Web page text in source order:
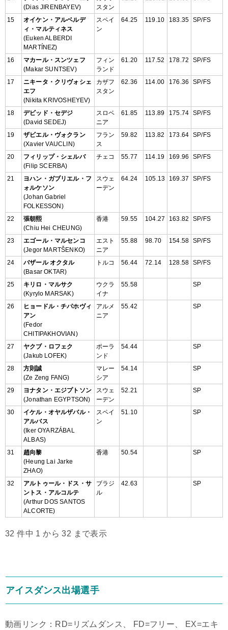
(Dias JIRENBAYEV)
スタン
15
オイケン・アルベルデ
ィ・マルティネス
(Euken ALBERDI
MARTÍNEZ)
スペイ
ン
64.25 119.10 183.35 SP/FS
16
マカール・スンツェフ
(Makar SUNTSEV)
フィン
ランド
61.20 117.52 178.72 SP/FS
17
ニキータ・クリヴォシェ
エフ
(Nikita KRIVOSHEYEV)
カザフ
スタン
62.36 114.00 176.36 SP/FS
18
デビッド・セデジ
(David SEDEJ)
スロベ
ニア
61.85 113.89 175.74 SP/FS
19
ザビエル・ヴォクラン
(Xavier VAUCLIN)
フラン
ス
59.82 113.82 173.64 SP/FS
20
フィリップ・シェルバ
(Filip SCERBA)
チェコ 55.77 114.19 169.96 SP/FS
21
ヨハン・ガブリエル・フ
ォルケソン
(Johan Gabriel
FOLKESSON)
スウェ
ーデン
64.24 105.13 169.37 SP/FS
22
張朝熙
(Chiu Hei CHEUNG)
香港 59.55 104.27 163.82 SP/FS
23
エゴール・マルセンコ
(Jegor MARTŠENKO)
エスト
ニア
55.88 98.70 154.58 SP/FS
24
バザール オクタル
(Basar OKTAR)
トルコ 56.44 72.14 128.58 SP/FS
25
キリロ・マルサク
(Kyrylo MARSAK)
ウクラ
イナ
55.58 SP
26
ヒョードル・チパホヴィ
アン
(Fedor
CHITIPAKHOVIAN)
アルメ
ニア
55.42 SP
27
ヤクブ・ロフェク
(Jakub LOFEK)
ポーラ
ンド
54.44 SP
28
方則誠
(Ze Zeng FANG)
マレー
シア
54.14 SP
29
ヨナタン・エジプトソン
(Jonathan EGYPTSON)
スウェ
ーデン
52.21 SP
30
イケル・オヤルザバル・
アルバス
(Iker OYARZÁBAL
ALBAS)
スペイ
ン
51.10 SP
31
趙向黎
(Heung Lai Jarke
ZHAO)
香港 50.54 SP
32
アルトゥール・ドス・サ
ントス・アルコルテ
(Arthur DOS SANTOS
ALCORTE)
ブラジ
ル
42.63 SP
32 件中 1 から 32 まで表示
アイスダンス出場選手
動画リンク：RD=リズムダンス、 FD=フリー、 EX=エキ